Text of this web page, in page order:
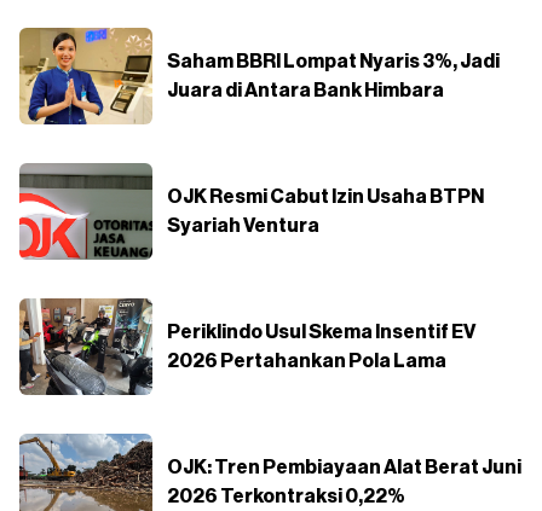
Saham BBRI Lompat Nyaris 3%, Jadi
Juara di Antara Bank Himbara
OJK Resmi Cabut Izin Usaha BTPN
Syariah Ventura
Periklindo Usul Skema Insentif EV
2026 Pertahankan Pola Lama
OJK: Tren Pembiayaan Alat Berat Juni
2026 Terkontraksi 0,22%